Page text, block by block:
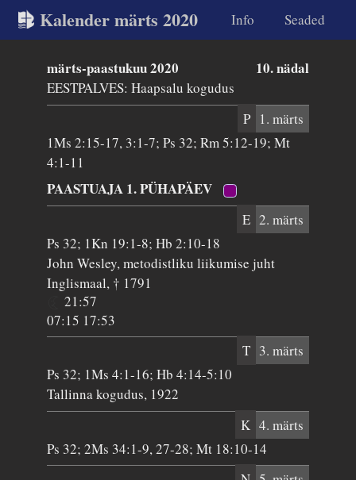
Kalender märts 2020 Info Seaded
10. nädal
märts-paastukuu 2020
EESTPALVES: Haapsalu kogudus
P 1. märts
1Ms 2:15-17, 3:1-7; Ps 32; Rm 5:12-19; Mt
4:1-11
PAASTUAJA 1. PÜHAPÄEV
E 2. märts
Ps 32; 1Kn 19:1-8; Hb 2:10-18
John Wesley, metodistliku liikumise juht
Inglismaal, † 1791
21:57
07:15 17:53
T 3. märts
Ps 32; 1Ms 4:1-16; Hb 4:14-5:10
Tallinna kogudus, 1922
K 4. märts
Ps 32; 2Ms 34:1-9, 27-28; Mt 18:10-14